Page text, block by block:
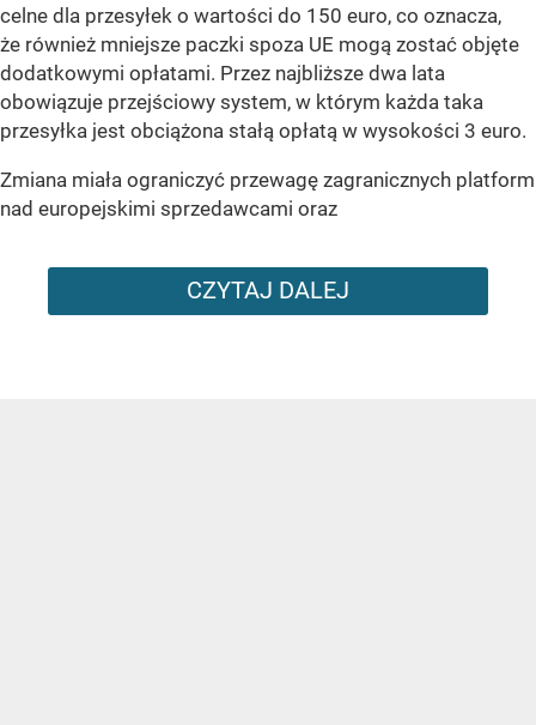
celne dla przesyłek o wartości do 150 euro, co oznacza,
że również mniejsze paczki spoza UE mogą zostać objęte
dodatkowymi opłatami. Przez najbliższe dwa lata
obowiązuje przejściowy system, w którym każda taka
przesyłka jest obciążona stałą opłatą w wysokości 3 euro.
Zmiana miała ograniczyć przewagę zagranicznych platform
nad europejskimi sprzedawcami oraz
CZYTAJ DALEJ